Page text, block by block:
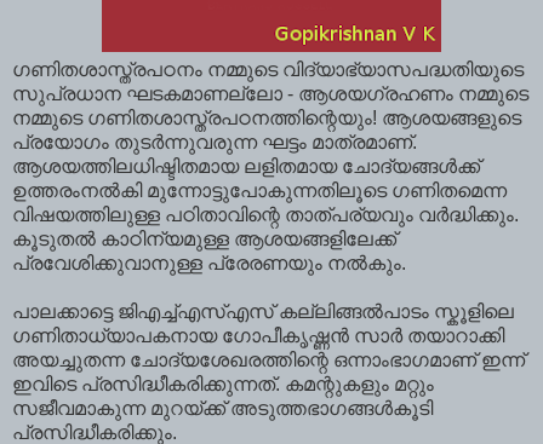
ഗണിതശാസ്ത്രപഠനം നമ്മുടെ വിദ്യാഭ്യാസപദ്ധതിയുടെ
സുപ്രധാന ഘടകമാണല്ലോ - ആശയഗ്രഹണം നമ്മുടെ
നമ്മുടെ ഗണിതശാസ്ത്രപഠനത്തിന്റെയും! ആശയങ്ങളുടെ
പ്രയോഗം തുടര്‍ന്നുവരുന്ന ഘട്ടം മാത്രമാണ്.
ആശയത്തിലധിഷ്ടിതമായ ലളിതമായ ചോദ്യങ്ങള്‍ക്ക്
ഉത്തരംനല്‍കി മുന്നോട്ടുപോകുന്നതിലൂടെ ഗണിതമെന്ന
വിഷയത്തിലുള്ള പഠിതാവിന്റെ താത്പര്യവും വര്‍ദ്ധിക്കും.
കൂടുതല്‍ കാഠിന്യമുള്ള ആശയങ്ങളിലേക്ക്
പ്രവേശിക്കുവാനുള്ള പ്രേരണയും നല്‍കും.
പാലക്കാട്ടെ ജിഎച്ച്എസ്എസ് കല്ലിങ്ങല്‍പാടം സ്കൂളിലെ
ഗണിതാധ്യാപകനായ ഗോപീകൃഷ്ണന്‍ സാര്‍ തയാറാക്കി
അയച്ചുതന്ന ചോദ്യശേഖരത്തിന്റെ ഒന്നാംഭാഗമാണ് ഇന്ന്
ഇവിടെ പ്രസിദ്ധീകരിക്കുന്നത്. കമന്റുകളും മറ്റും
സജീവമാകുന്ന മുറയ്ക്ക് അടുത്തഭാഗങ്ങള്‍കൂടി
പ്രസിദ്ധീകരിക്കും.